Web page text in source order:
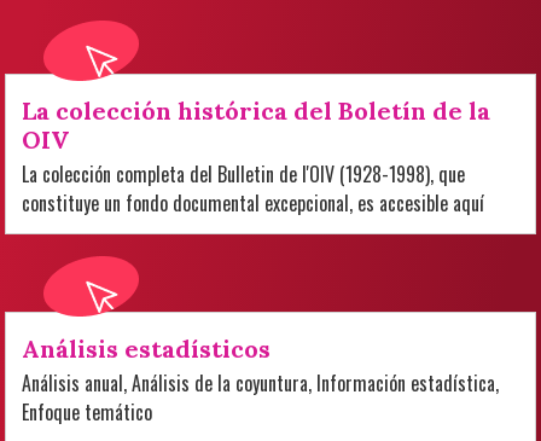
La colección histórica del Boletín de la
OIV
La colección completa del Bulletin de l'OIV (1928-1998), que
constituye un fondo documental excepcional, es accesible aquí
Análisis estadísticos
Análisis anual, Análisis de la coyuntura, Información estadística,
Enfoque temático